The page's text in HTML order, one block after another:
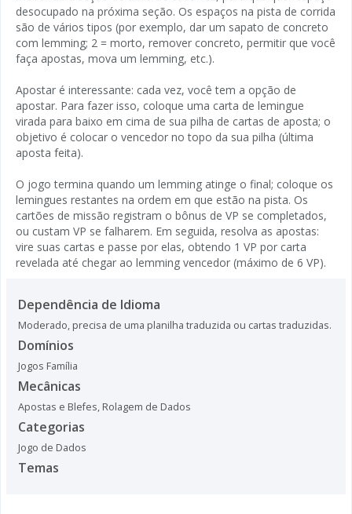
desocupado na próxima seção. Os espaços na pista de corrida
são de vários tipos (por exemplo, dar um sapato de concreto
com lemming; 2 = morto, remover concreto, permitir que você
faça apostas, mova um lemming, etc.).
Apostar é interessante: cada vez, você tem a opção de
apostar. Para fazer isso, coloque uma carta de lemingue
virada para baixo em cima de sua pilha de cartas de aposta; o
objetivo é colocar o vencedor no topo da sua pilha (última
aposta feita).
O jogo termina quando um lemming atinge o final; coloque os
lemingues restantes na ordem em que estão na pista. Os
cartões de missão registram o bônus de VP se completados,
ou custam VP se falharem. Em seguida, resolva as apostas:
vire suas cartas e passe por elas, obtendo 1 VP por carta
revelada até chegar ao lemming vencedor (máximo de 6 VP).
Dependência de Idioma
Moderado, precisa de uma planilha traduzida ou cartas traduzidas.
Domínios
Jogos Família
Mecânicas
Apostas e Blefes, Rolagem de Dados
Categorias
Jogo de Dados
Temas